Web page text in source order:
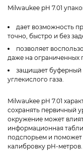
Milwaukee pH 7.01
дает возможность
точно, быстро и без
позволяет
даже на ограниченных
защищает буферный
углекислого газа.
Milwaukee pH 7.01
сохранять первичный
окружение может
информационная
подспорьем и
калибровку pH-метров.